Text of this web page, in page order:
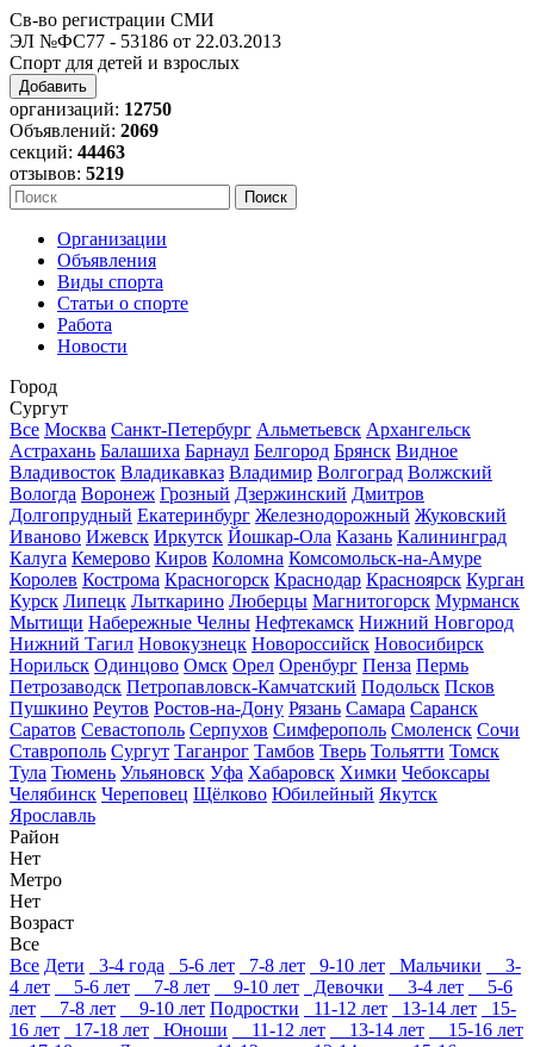
Св-во регистрации СМИ
ЭЛ №ФС77 - 53186 от 22.03.2013
Спорт для детей и взрослых
Добавить
организаций: 12750
Объявлений: 2069
секций: 44463
отзывов: 5219
Организации
Объявления
Виды спорта
Статьи о спорте
Работа
Новости
Город
Сургут
Все Москва Санкт-Петербург Альметьевск Архангельск
Астрахань Балашиха Барнаул Белгород Брянск Видное
Владивосток Владикавказ Владимир Волгоград Волжский
Вологда Воронеж Грозный Дзержинский Дмитров
Долгопрудный Екатеринбург Железнодорожный Жуковский
Иваново Ижевск Иркутск Йошкар-Ола Казань Калининград
Калуга Кемерово Киров Коломна Комсомольск-на-Амуре
Королев Кострома Красногорск Краснодар Красноярск Курган
Курск Липецк Лыткарино Люберцы Магнитогорск Мурманск
Мытищи Набережные Челны Нефтекамск Нижний Новгород
Нижний Тагил Новокузнецк Новороссийск Новосибирск
Норильск Одинцово Омск Орел Оренбург Пенза Пермь
Петрозаводск Петропавловск-Камчатский Подольск Псков
Пушкино Реутов Ростов-на-Дону Рязань Самара Саранск
Саратов Севастополь Серпухов Симферополь Смоленск Сочи
Ставрополь Сургут Таганрог Тамбов Тверь Тольятти Томск
Тула Тюмень Ульяновск Уфа Хабаровск Химки Чебоксары
Челябинск Череповец Щёлково Юбилейный Якутск
Ярославль
Район
Нет
Метро
Нет
Возраст
Все
Все Дети 3-4 года 5-6 лет 7-8 лет 9-10 лет Мальчики
3-
4 лет
5-6 лет 7-8 лет 9-10 лет Девочки 3-4 лет
5-6
лет
7-8 лет 9-10 лет Подростки 11-12 лет 13-14 лет
15-
16 лет
17-18 лет Юноши 11-12 лет 13-14 лет
15-16 лет